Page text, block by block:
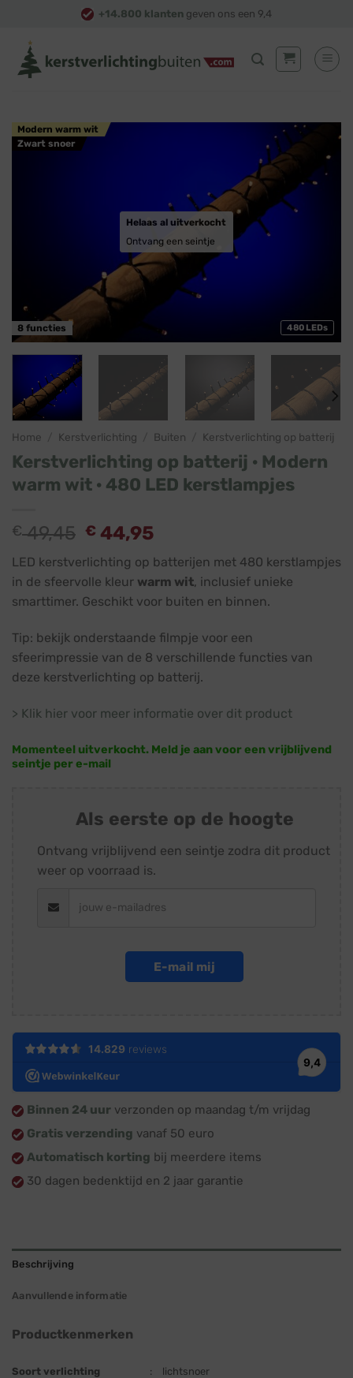
content
+14.800 klanten geven ons een 9,4
480 LEDs
Modern warm wit
Zwart snoer
8 functies
Helaas al uitverkocht
Ontvang een seintje
Home Kerstverlichting Buiten Kerstverlichting op batterij
Kerstverlichting op batterij · Modern
warm wit · 480 LED kerstlampjes
€49,45 Oorspronkelijke
was:
€ 49,45.
€ 44,95
is:
€ 44,95.
LED kerstverlichting op batterijen met 480 kerstlampjes
in de sfeervolle kleur warm wit, inclusief unieke
smarttimer. Geschikt voor buiten en binnen.
Tip: bekijk onderstaande filmpje voor een
sfeerimpressie van de 8 verschillende functies van
deze kerstverlichting op batterij.
> Klik hier voor meer informatie over dit product
Momenteel uitverkocht. Meld je aan voor een vrijblijvend
seintje per e-mail
Als eerste op de hoogte
Ontvang vrijblijvend een seintje zodra dit product
weer op voorraad is.
E-mail mij
Binnen 24 uur verzonden op maandag t/m vrijdag
Gratis verzending vanaf 50 euro
Automatisch korting bij meerdere items
30 dagen bedenktijd en 2 jaar garantie
Beschrijving
Aanvullende informatie
Productkenmerken
Soort verlichting :
lichtsnoer